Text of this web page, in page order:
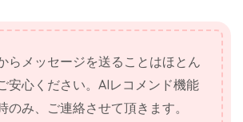
らメッセージを送ることはほとん
安心ください。AIレコメンド機能
のみ、ご連絡させて頂きます。